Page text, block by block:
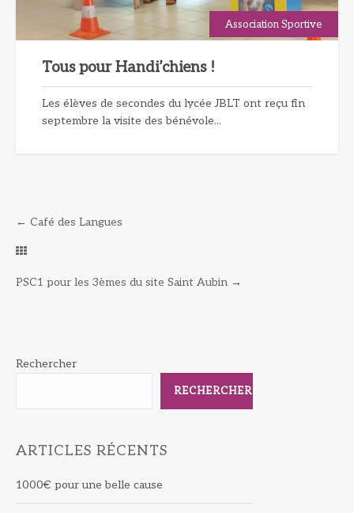
Association Sportive
Tous pour Handi’chiens !
Les élèves de secondes du lycée JBLT ont reçu fin
septembre la visite des bénévole...
← Café des Langues
PSC1 pour les 3èmes du site Saint Aubin →
Rechercher
RECHERCHER
ARTICLES RÉCENTS
1000€ pour une belle cause